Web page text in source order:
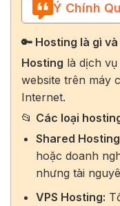
Ý Chính
🔑 Hosting là gì
Hosting là dịch
website trên máy
Internet.
📂 Các loại
Shared
hoặc doanh
nhưng tài
VPS Hosting: